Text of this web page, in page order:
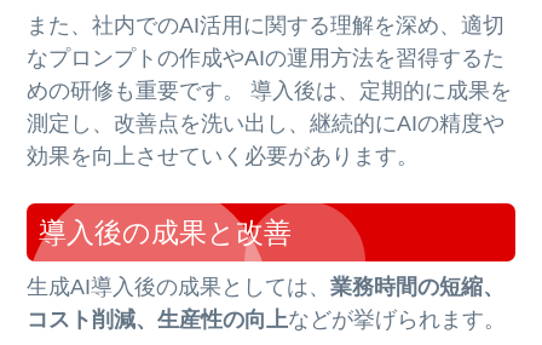
また、社内でのAI活用に関する理解を深め、適切
なプロンプトの作成やAIの運用方法を習得するた
めの研修も重要です。 導入後は、定期的に成果を
測定し、改善点を洗い出し、継続的にAIの精度や
効果を向上させていく必要があります。
導入後の成果と改善
生成AI導入後の成果としては、業務時間の短縮、
コスト削減、生産性の向上などが挙げられます。